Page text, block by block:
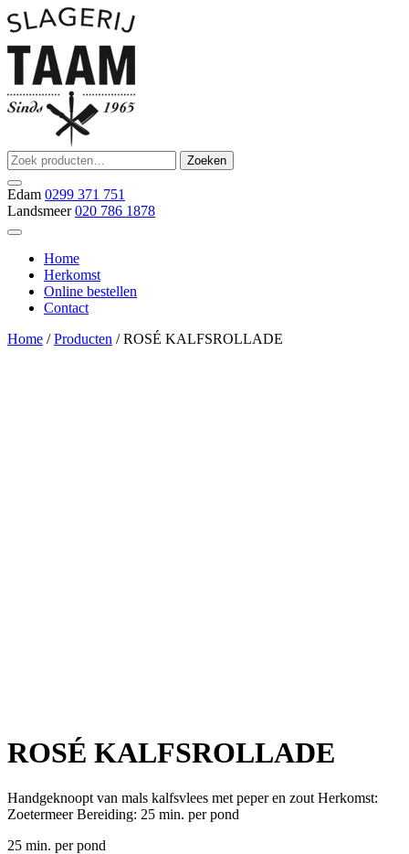
Ga
naar
de
inhoud
Slagerij Taam
slager
Zoeken
naar:
Zoeken
Edam 0299 371 751
Landsmeer 020 786 1878
Home
Herkomst
Online bestellen
Contact
Home /Producten / ROSÉ KALFSROLLADE
ROSÉ KALFSROLLADE
Handgeknoopt van mals kalfsvlees met peper en zout Herkomst:
Zoetermeer Bereiding: 25 min. per pond
25 min. per pond